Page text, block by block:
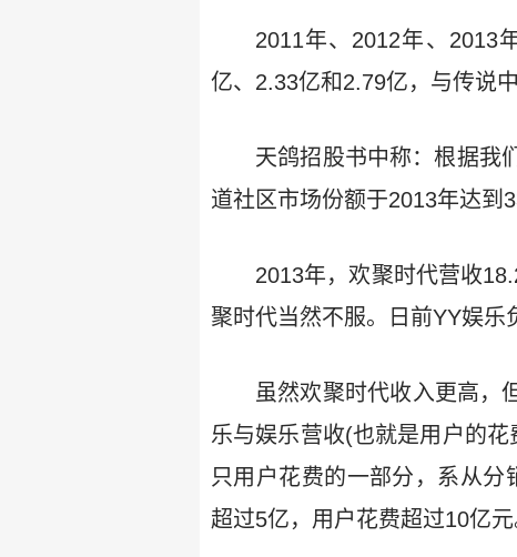
2011年、2012年、2013
亿、2.33亿和2.79亿，与传说
天鸽招股书中称：根据我
道社区市场份额于2013年达到
2013年，欢聚时代营收
聚时代当然不服。日前YY娱乐
虽然欢聚时代收入更高，
乐与娱乐营收(也就是用户的
只用户花费的一部分，系从
超过5亿，用户花费超过10亿